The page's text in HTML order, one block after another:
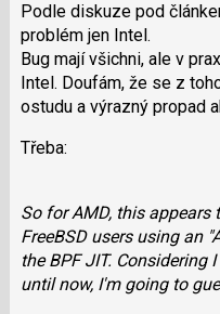
pro
předchozí
nový
názor
navigaci
lze
použít
i
klávesy
N
a
P
pro
předchozí
Podle diskuze pod
problém jen Intel.
Bug mají všichni, ale v
Intel. Doufám, že se z
ostudu a výrazný propad
Třeba:
So for AMD, this
FreeBSD users using an
the BPF JIT. Considering
until now, I'm going to